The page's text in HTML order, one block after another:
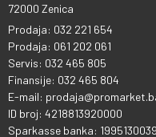
72000 Zenica
Prodaja: 032 221 654
Prodaja: 061 202 061
Servis: 032 465 805
Finansije: 032 465 804
E-mail:
ID broj: 4218813920000
Sparkasse banka: